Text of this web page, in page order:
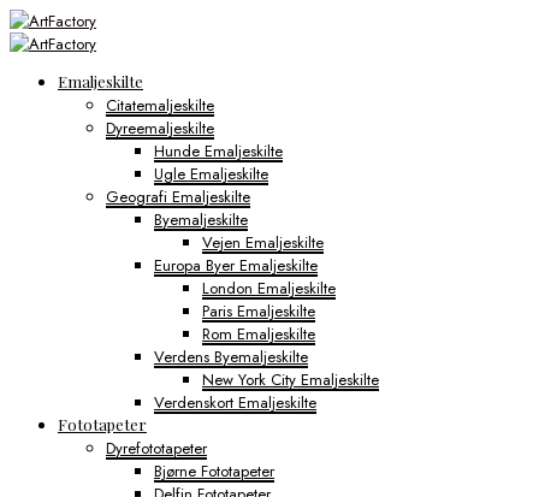
Emaljeskilte
Citatemaljeskilte
Dyreemaljeskilte
Hunde Emaljeskilte
Ugle Emaljeskilte
Geografi Emaljeskilte
Byemaljeskilte
Vejen Emaljeskilte
Europa Byer Emaljeskilte
London Emaljeskilte
Paris Emaljeskilte
Rom Emaljeskilte
Verdens Byemaljeskilte
New York City Emaljeskilte
Verdenskort Emaljeskilte
Fototapeter
Dyrefototapeter
Bjørne Fototapeter